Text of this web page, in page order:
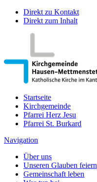
Direkt zu Kontakt
Direkt zum Inhalt
Startseite
Kirchgemeinde
Pfarrei Herz Jesu
Pfarrei St. Burkard
Navigation
Über uns
Unseren Glauben feiern
Gemeinschaft leben